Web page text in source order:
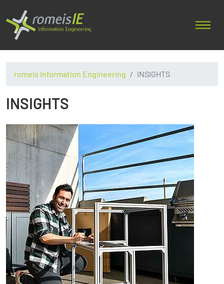
romeis Information Engineering INSIGHTS
INSIGHTS